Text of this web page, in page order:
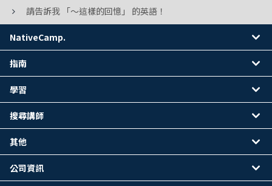
請告訴我 「～這樣的回憶」 的英語！
NativeCamp.
指南
學習
搜尋講師
其他
公司資訊